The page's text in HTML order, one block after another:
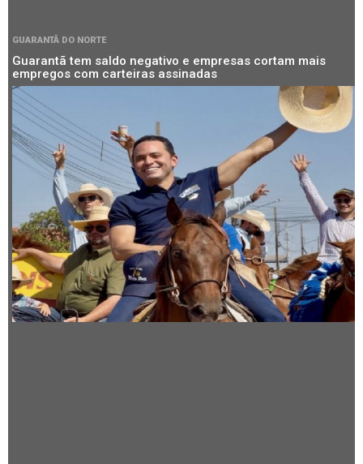
GUARANTÃ DO NORTE
Guarantã tem saldo negativo e empresas cortam mais
empregos com carteiras assinadas